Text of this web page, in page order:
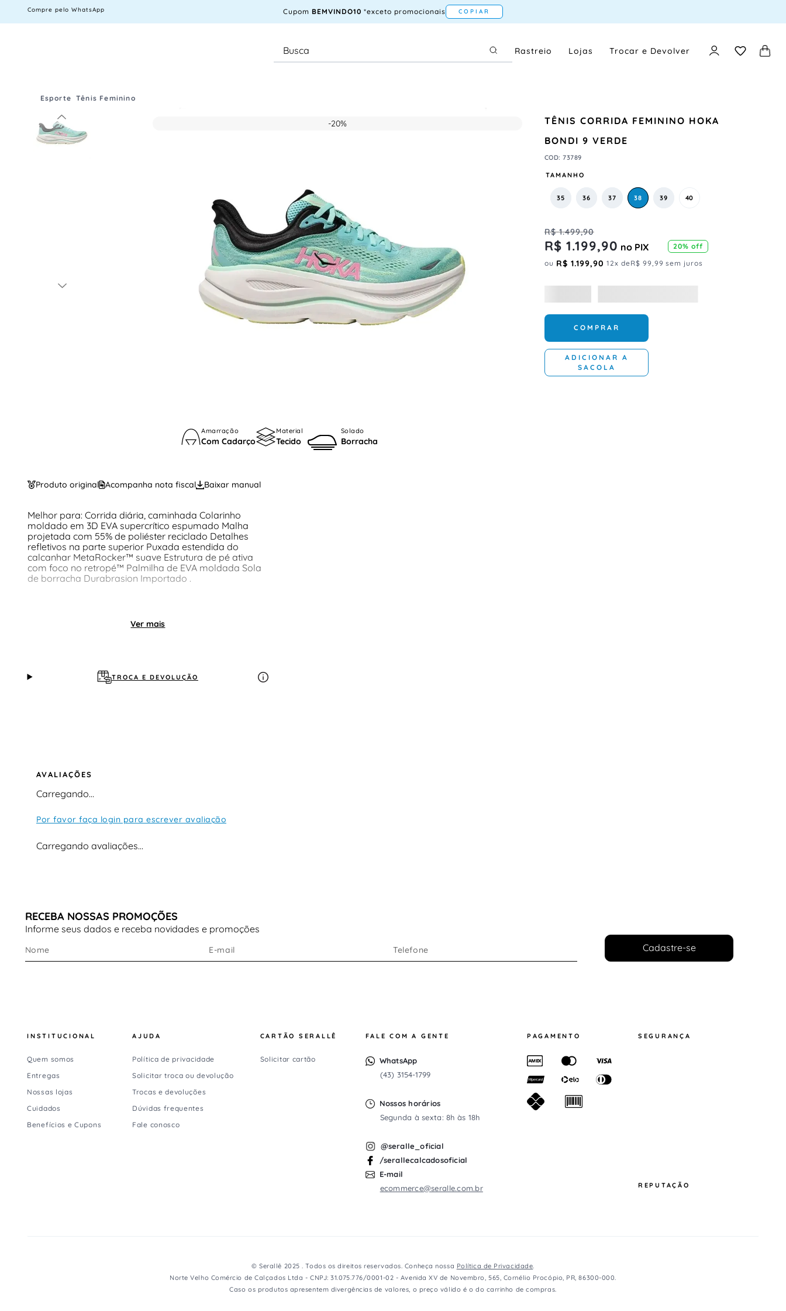
Compre pelo WhatsApp Cupom BEMVINDO10 *exceto promocionais COPIAR
Rastreio Lojas Trocar e Devolver
Esporte Tênis Feminino
-20%
Amarração
Com Cadarço
Material
Tecido
Solado
Borracha
TÊNIS CORRIDA FEMININO HOKA
BONDI 9 VERDE
COD:73789
TAMANHO
35 36 37 38 39 40
R$ 1.499,90
R$ 1.199,90 no PIX 20% off
ou R$ 1.199,90 12x deR$ 99,99 sem juros
COMPRAR
ADICIONAR A
SACOLA
Produto original Acompanha nota fiscal Baixar manual
Melhor para: Corrida diária, caminhada Colarinho
moldado em 3D EVA supercrítico espumado Malha
projetada com 55% de poliéster reciclado Detalhes
refletivos na parte superior Puxada estendida do
calcanhar MetaRocker™ suave Estrutura de pé ativa
com foco no retropé™ Palmilha de EVA moldada Sola
de borracha Durabrasion Importado .
Ver mais
TROCA E DEVOLUÇÃO
AVALIAÇÕES
Carregando…
Por favor faça login para escrever avaliação
Carregando avaliações…
RECEBA NOSSAS PROMOÇÕES
Informe seus dados e receba novidades e promoções
Cadastre-se
INSTITUCIONAL
Quem somos
Entregas
Nossas lojas
Cuidados
Benefícios e Cupons
AJUDA
Política de privacidade
Solicitar troca ou devolução
Trocas e devoluções
Dúvidas frequentes
Fale conosco
CARTÃO SERALLÊ
Solicitar cartão
FALE COM A GENTE
WhatsApp
(43) 3154-1799
Nossos horários
Segunda à sexta: 8h às 18h
@seralle_oficial
/serallecalcadosoficial
E-mail
ecommerce@seralle.com.br
PAGAMENTO SEGURANÇA
REPUTAÇÃO
© Serallê 2025 . Todos os direitos reservados. Conheça nossa Política de Privacidade.
Norte Velho Comércio de Calçados Ltda - CNPJ: 31.075.776/0001-02 - Avenida XV de Novembro, 565, Cornélio Procópio, PR, 86300-000.
Caso os produtos apresentem divergências de valores, o preço válido é o do carrinho de compras.